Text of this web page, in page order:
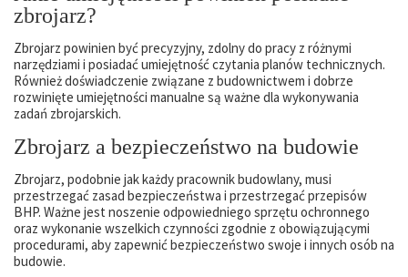
zbrojarz?
Zbrojarz powinien być precyzyjny, zdolny do pracy z różnymi
narzędziami i posiadać umiejętność czytania planów technicznych.
Również doświadczenie związane z budownictwem i dobrze
rozwinięte umiejętności manualne są ważne dla wykonywania
zadań zbrojarskich.
Zbrojarz a bezpieczeństwo na budowie
Zbrojarz, podobnie jak każdy pracownik budowlany, musi
przestrzegać zasad bezpieczeństwa i przestrzegać przepisów
BHP. Ważne jest noszenie odpowiedniego sprzętu ochronnego
oraz wykonanie wszelkich czynności zgodnie z obowiązującymi
procedurami, aby zapewnić bezpieczeństwo swoje i innych osób na
budowie.